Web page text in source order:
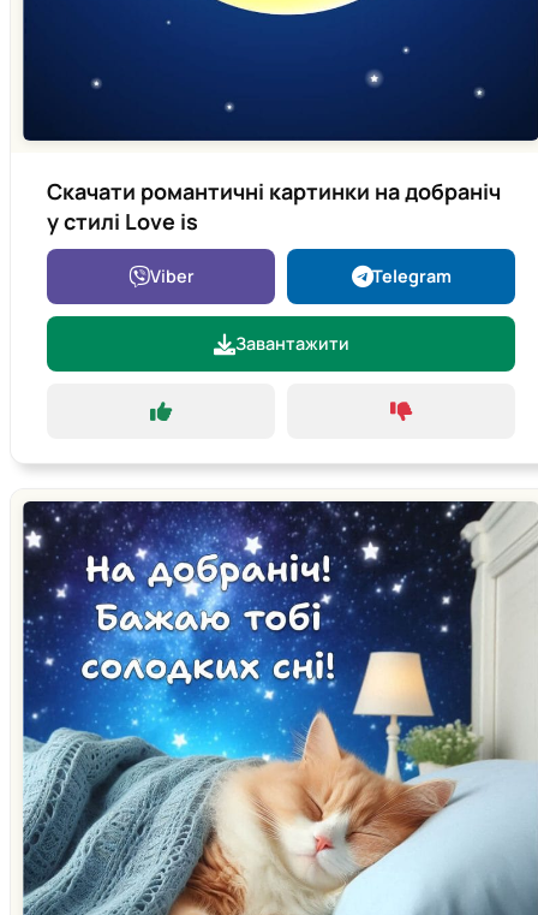
Скачати романтичні картинки на добраніч
у стилі Love is
Viber Telegram
Завантажити